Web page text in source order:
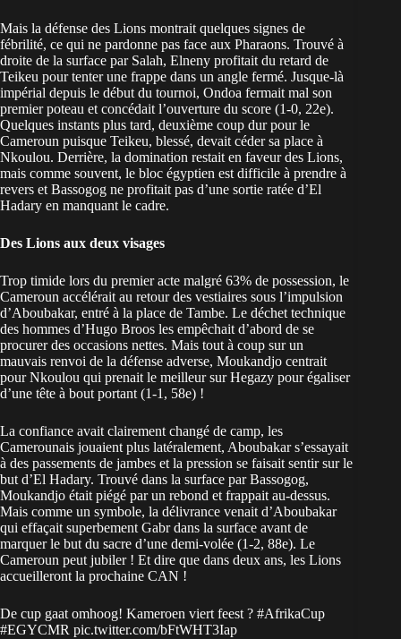
Mais la défense des Lions montrait quelques signes de
fébrilité, ce qui ne pardonne pas face aux Pharaons. Trouvé à
droite de la surface par Salah, Elneny profitait du retard de
Teikeu pour tenter une frappe dans un angle fermé. Jusque-là
impérial depuis le début du tournoi, Ondoa fermait mal son
premier poteau et concédait l’ouverture du score (1-0, 22e).
Quelques instants plus tard, deuxième coup dur pour le
Cameroun puisque Teikeu, blessé, devait céder sa place à
Nkoulou. Derrière, la domination restait en faveur des Lions,
mais comme souvent, le bloc égyptien est difficile à prendre à
revers et Bassogog ne profitait pas d’une sortie ratée d’El
Hadary en manquant le cadre.
Des Lions aux deux visages
Trop timide lors du premier acte malgré 63% de possession, le
Cameroun accélérait au retour des vestiaires sous l’impulsion
d’Aboubakar, entré à la place de Tambe. Le déchet technique
des hommes d’Hugo Broos les empêchait d’abord de se
procurer des occasions nettes. Mais tout à coup sur un
mauvais renvoi de la défense adverse, Moukandjo centrait
pour Nkoulou qui prenait le meilleur sur Hegazy pour égaliser
d’une tête à bout portant (1-1, 58e) !
La confiance avait clairement changé de camp, les
Camerounais jouaient plus latéralement, Aboubakar s’essayait
à des passements de jambes et la pression se faisait sentir sur le
but d’El Hadary. Trouvé dans la surface par Bassogog,
Moukandjo était piégé par un rebond et frappait au-dessus.
Mais comme un symbole, la délivrance venait d’Aboubakar
qui effaçait superbement Gabr dans la surface avant de
marquer le but du sacre d’une demi-volée (1-2, 88e). Le
Cameroun peut jubiler ! Et dire que dans deux ans, les Lions
accueilleront la prochaine CAN !
De cup gaat omhoog! Kameroen viert feest ? #AfrikaCup
#EGYCMR pic.twitter.com/bFtWHT3Iap